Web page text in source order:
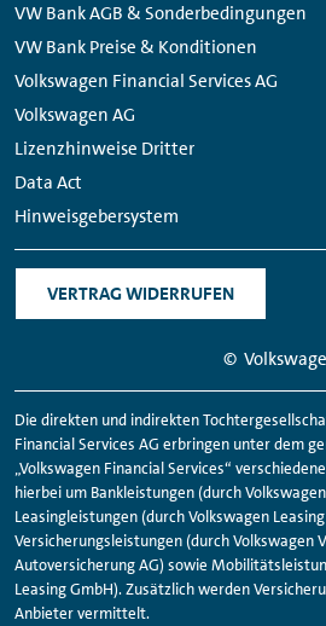
VW Bank AGB & Sonderbedingungen
VW Bank Preise & Konditionen
Volkswagen Financial Services AG
Volkswagen AG
Lizenzhinweise Dritter
Data Act
Hinweisgebersystem
VERTRAG WIDERRUFEN
©
Die direkten und indirekten
FinancialServices AG erbringen unter dem
„Volkswagen FinancialServices“
hierbei um Bankleistungen (durch
Leasingleistungen (durch Volkswagen
Versicherungsleistungen (durch Volkswagen
Autoversicherung AG) sowie
Leasing GmbH). Zusätzlich werden
Anbieter vermittelt.